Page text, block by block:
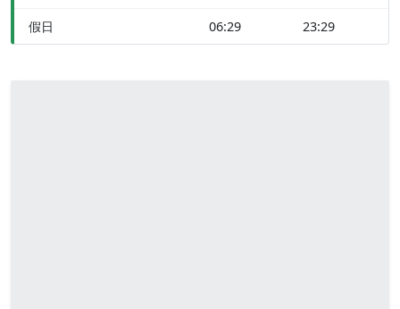
假日 06:29 23:29